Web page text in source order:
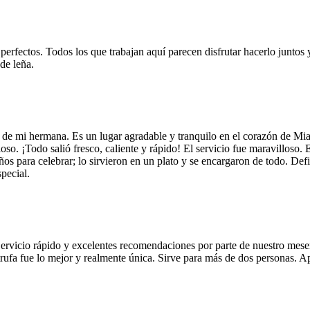
Todos los que trabajan aquí parecen disfrutar hacerlo
leña.
mi hermana. Es un lugar agradable y tranquilo en el corazón de
¡Todo salió fresco, caliente y rápido! El servicio fue maravilloso.
para celebrar; lo sirvieron en un plato y se encargaron de todo.
rápido y excelentes recomendaciones por parte de nuestro
fue lo mejor y realmente única. Sirve para más de dos personas.